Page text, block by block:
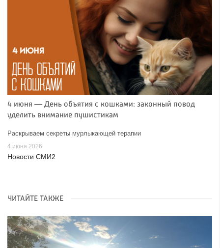
4 июня — День объятия с кошками: законный повод
уделить внимание пушистикам
Раскрываем секреты мурлыкающей терапии
4 июня 2026
Новости СМИ2
ЧИТАЙТЕ ТАКЖЕ